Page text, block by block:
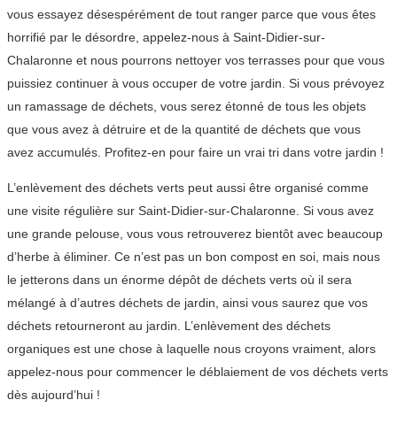
vous essayez désespérément de tout ranger parce que vous êtes
horrifié par le désordre, appelez-nous à Saint-Didier-sur-
Chalaronne et nous pourrons nettoyer vos terrasses pour que vous
puissiez continuer à vous occuper de votre jardin. Si vous prévoyez
un ramassage de déchets, vous serez étonné de tous les objets
que vous avez à détruire et de la quantité de déchets que vous
avez accumulés. Profitez-en pour faire un vrai tri dans votre jardin !
L’enlèvement des déchets verts peut aussi être organisé comme
une visite régulière sur Saint-Didier-sur-Chalaronne. Si vous avez
une grande pelouse, vous vous retrouverez bientôt avec beaucoup
d’herbe à éliminer. Ce n’est pas un bon compost en soi, mais nous
le jetterons dans un énorme dépôt de déchets verts où il sera
mélangé à d’autres déchets de jardin, ainsi vous saurez que vos
déchets retourneront au jardin. L’enlèvement des déchets
organiques est une chose à laquelle nous croyons vraiment, alors
appelez-nous pour commencer le déblaiement de vos déchets verts
dès aujourd’hui !